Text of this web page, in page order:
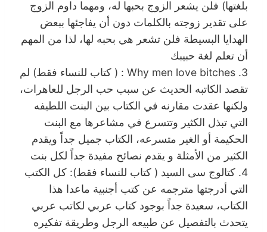
بلغتها) فلن يشعر الزوج بحبها له، ومهما داوم الزوج
على تقدير زوجته بالكلمات دون أن يفاجئها ببعض
الهدايا البسيطة فلن تشعر هي بحبه لها، لذا من المهم
أن تعلم لغة حبيبك
3. Why men love bitches : ( كتاب للنساء فقط) لم
تقصد الكاتبه الحديث عن سبب حب الرجل للعاهرات،
ولكنها عقدت مقارنه في الكتاب بين البنت اللطيفه
التي تبذل الكثير وتتسرع في مشاعرها مع البنت
الحكيمة أو الغير متسرعه، الكتاب جميل جداً ويقدم
الكثير من الأمثلة و يقدم نصائح مفيدة جداً لكل بنت
4. كتالوج سى السيد ( كتاب للنساء فقط): كل الكتب
التي أدرجتها مترجمه عن كتب أجنبية ماعدا هذا
الكتاب، سعيدة جداً بوجود كتاب عربي لكاتب عربي
يتحدث بالتفصيل عن طبيعه الرجل وطريقة تفكيره